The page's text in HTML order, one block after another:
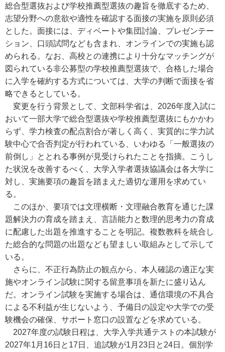
総合型選抜および学校推薦型選抜の趣旨を徹底するため、
志望分野への意欲や適性を確認する面接の実施を原則必須
とした。面接には、ディベートや集団討論、プレゼンテー
ション、口頭試問なども含まれ、オンラインでの実施も認
められる。なお、高校との連携により十分なマッチングが
図られている非公募型の学校推薦型選抜で、合格した場合
に入学を確約する方式については、大学の判断で面接を省
略できるとしている。
変更を行う背景として、文部科学省は、2026年度入試に
おいて一部大学で総合型選抜や学校推薦型選抜にもかかわ
らず、学力検査の配点割合が著しく高く、実質的に学力試
験中心で合否判定が行われている、いわゆる「一般選抜の
前倒し」ととれる事例が見受けられたことを指摘。こうし
た状況を改善するべく、大学入学者選抜協議会は各大学に
対し、実施要項の趣旨を踏まえた適切な運用を求めてい
る。
このほか、要項では文理横断・文理融合教育を通じた課
題解決力の育成を踏まえ、言語能力と数理的思考力の育成
に配慮した出題を推進することを明記。複数教科を統合し
た総合的な問題の出題なども望ましい取組みとして示して
いる。
さらに、不正行為防止の観点から、本人確認の適正な実
施やオンライン試験に関する留意事項を新たに盛り込ん
だ。オンライン試験を実施する場合は、通信環境の不具合
による不利益が生じないよう、予備日の設定や大学での受
験機会の確保、サポート窓口の設置などを求めている。
2027年度の試験日程は、大学入学共通テストの本試験が
2027年1月16日と17日、追試験が1月23日と24日。個別学